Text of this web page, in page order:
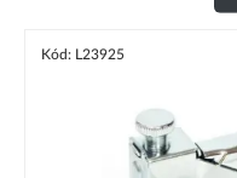
Kód: L23925